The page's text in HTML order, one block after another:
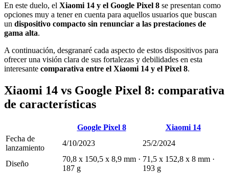
En este duelo, el Xiaomi 14 y el Google Pixel 8 se presentan como
opciones muy a tener en cuenta para aquellos usuarios que buscan
un dispositivo compacto sin renunciar a las prestaciones de
gama alta.
A continuación, desgranaré cada aspecto de estos dispositivos para
ofrecer una visión clara de sus fortalezas y debilidades en esta
interesante comparativa entre el Xiaomi 14 y el Pixel 8.
Xiaomi 14 vs Google Pixel 8: comparativa
de características
Google Pixel 8
Xiaomi 14
Fecha de
lanzamiento
4/10/2023 25/2/2024
Diseño
70,8 x 150,5 x 8,9 mm ·
187 g
71,5 x 152,8 x 8 mm ·
193 g